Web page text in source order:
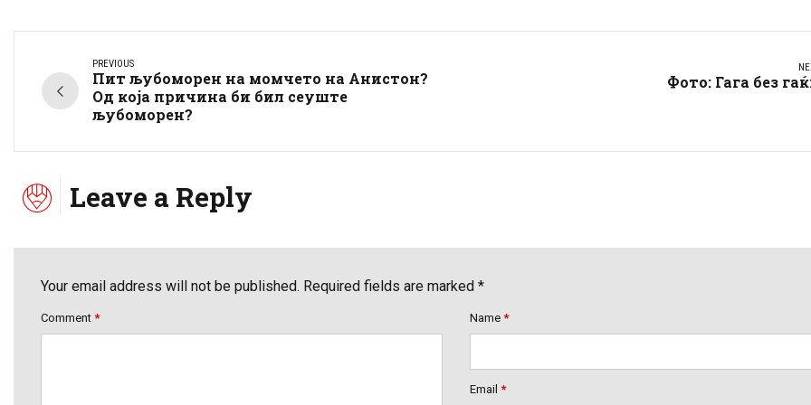
PREVIOUS
Пит љубоморен на момчето на Анистон?
Од која причина би бил сеуште
љубоморен?
Фото: Гага без
Leave a Reply
Your email address will not be published. Required fields are marked *
Comment * Name *
Email *